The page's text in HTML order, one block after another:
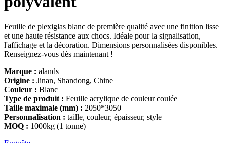
Feuille de plexiglas blanc de première qualité avec une finition lisse
et une haute résistance aux chocs. Idéale pour la signalisation,
l'affichage et la décoration. Dimensions personnalisées disponibles.
Renseignez-vous dès maintenant !
Marque : alands
Origine : Jinan, Shandong, Chine
Couleur : Blanc
Type de produit : Feuille acrylique de couleur coulée
Taille maximale (mm) : 2050*3050
Personnalisation : taille, couleur, épaisseur, style
MOQ : 1000kg (1 tonne)